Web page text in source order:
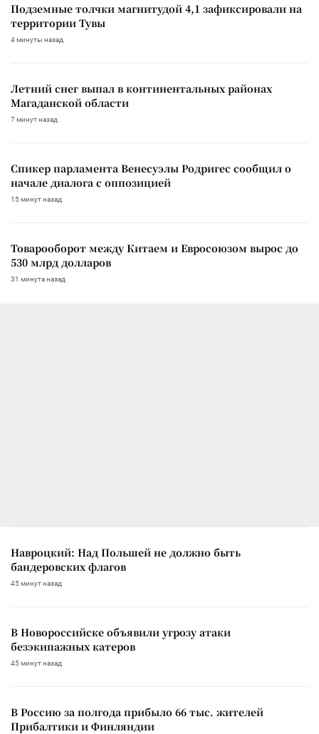
Подземные толчки магнитудой 4,1 зафиксировали на
территории Тувы
4 минуты назад
Летний снег выпал в континентальных районах
Магаданской области
7 минут назад
Спикер парламента Венесуэлы Родригес сообщил о
начале диалога с оппозицией
15 минут назад
Товарооборот между Китаем и Евросоюзом вырос до
530 млрд долларов
31 минута назад
Навроцкий: Над Польшей не должно быть
бандеровских флагов
45 минут назад
В Новороссийске объявили угрозу атаки
безэкипажных катеров
45 минут назад
В Россию за полгода прибыло 66 тыс. жителей
Прибалтики и Финляндии